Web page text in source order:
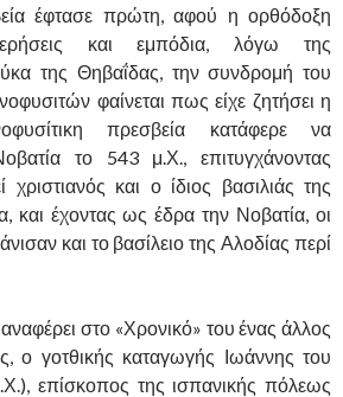
έφτασε πρώτη, αφού η ορθόδοξη
και εμπόδια, λόγω της
της Θηβαΐδας, την συνδρομή του
φαίνεται πως είχε ζητήσει η
πρεσβεία κατάφερε να
το 543 μ.Χ., επιτυγχάνοντας
χριστιανός και ο ίδιος βασιλιάς της
και έχοντας ως έδρα την Νοβατία, οι
και το βασίλειο της Αλοδίας περί
στο «Χρονικό» του ένας άλλος
ο γοτθικής καταγωγής Ιωάννης του
επίσκοπος της ισπανικής πόλεως